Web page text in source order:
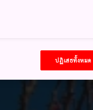
ปฏิเสธทั้งหมด